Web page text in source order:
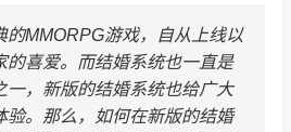
的MMORPG游戏，自从上线以
的喜爱。而结婚系统也一直是
一，新版的结婚系统也给广大
验。那么，如何在新版的结婚